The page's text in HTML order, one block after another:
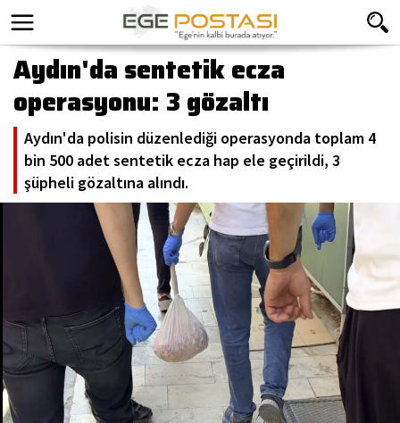
Aydın'da sentetik ecza
operasyonu: 3 gözaltı
Aydın'da polisin düzenlediği operasyonda toplam 4
bin 500 adet sentetik ecza hap ele geçirildi, 3
şüpheli gözaltına alındı.